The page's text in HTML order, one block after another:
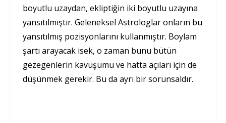
boyutlu uzaydan, ekliptiğin iki boyutlu uzayına
yansıtılmıştır. Geleneksel Astrologlar onların bu
yansıtılmış pozisyonlarını kullanmıştır. Boylam
şartı arayacak isek, o zaman bunu bütün
gezegenlerin kavuşumu ve hatta açıları için de
düşünmek gerekir. Bu da ayrı bir sorunsaldır.